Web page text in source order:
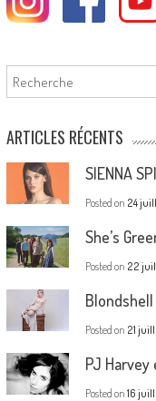
Rechercher
ARTICLES RÉCENTS
SIENNA
Posted on 24
She’s
Posted on 22
Posted on 21
PJ Harvey
Posted on 16